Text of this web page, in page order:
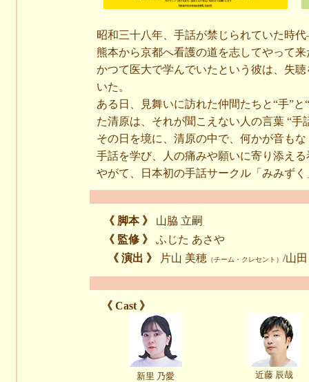
昭和三十八年、手話が禁じられていた時
熊本から京都へ看護の道を志してやって
かつて医大で学んでいたという彼は、失
いた。
ある日、見舞いに訪れた仲間たちと“手”
た清原は、それが聞こえない人の言葉 “
その日を境に、清原の中で、何かが音も
手話を学び、人の痛みや願いに寄り添え
やがて、日本初の手話サークル「みみず
《 脚本 》
山脇 立嗣
《 監修 》
ふじた あさや
《 演出 》
片山 美穂 （チーム・クレセント） /山
《 Cast 》
新里 乃愛
近藤 辰哉